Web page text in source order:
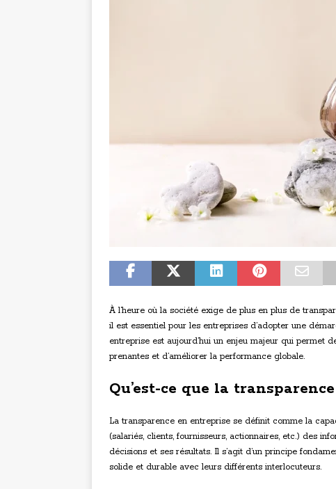
À l’heure où la société exige de plus en plus de
il est essentiel pour les entreprises d’adopter une
entreprise est aujourd’hui un enjeu majeur qui permet
prenantes et d’améliorer la performance globale.
Qu’est-ce que la
La transparence en entreprise se définit comme la
(salariés, clients, fournisseurs, actionnaires, etc.) des
décisions et ses résultats. Il s’agit d’un principe
solide et durable avec leurs différents interlocuteurs.